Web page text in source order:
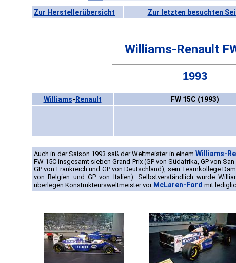
Zur Herstellerübersicht Zur letzten besuchten
Williams-Renault
1993
Williams- Renault FW 15C (1993)
Auch in der Saison 1993 saß der Weltmeister in einemWilliams-
FW 15C insgesamt sieben Grand Prix (GP von Südafrika, GP von
GP von Frankreich und GP von Deutschland), sein Teamkollege
von Belgien und GP von Italien). Selbstverständlich wurde
überlegen Konstrukteursweltmeister vor McLaren-Ford mit